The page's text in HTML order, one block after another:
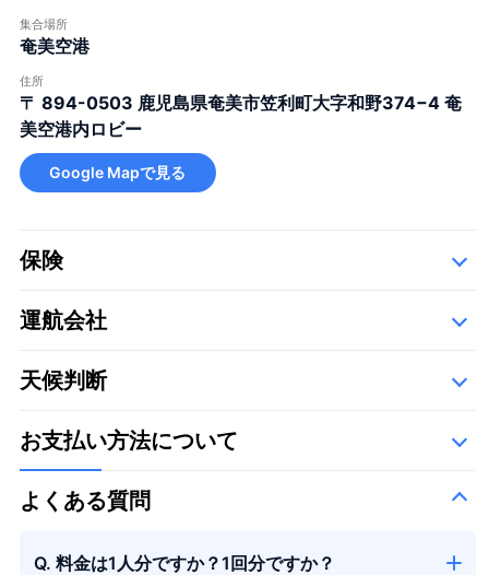
集合場所
奄美空港
住所
〒 894-0503 鹿児島県奄美市笠利町大字和野374−4 奄
美空港内ロビー
Google Mapで見る
保険
運航会社
アカギヘリコプター株式会社 つくば航空株式会社 有限会社ジャパンフライトサービ
天候判断
お支払い方法について
よくある質問
Q. 料金は1人分ですか？1回分ですか？